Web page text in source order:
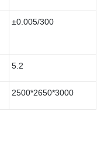
±0.005/300
5.2
2500*2650*3000